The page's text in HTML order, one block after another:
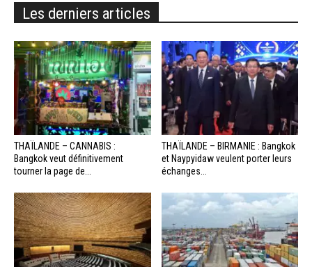
Les derniers articles
THAÏLANDE – CANNABIS :
Bangkok veut définitivement
tourner la page de...
THAÏLANDE – BIRMANIE : Bangkok
et Naypyidaw veulent porter leurs
échanges...